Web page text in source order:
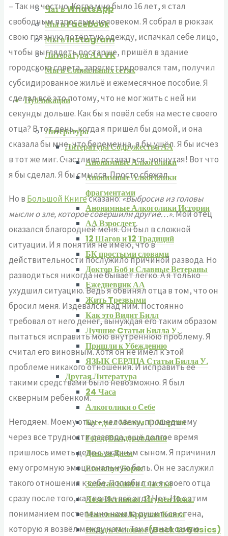
Чат в WhatsApp
Мы в Facebook
Мы в Instagram
Литература АА VK
Мы в Социальных сетях
Публикации
Литература
Литература Содружества АА
Анонимные Алкоголики
Анонимные Алкоголики
фрагментами
Анонимные Алкоголики Истории
АА Взрослеет
12 Шагов и 12 Традиций
БК простыми словами
Доктор Боб и Славные Ветераны
Ежедневник АА
Жить Tрезвыми
Как это Видит Билл
Лучшие Cтатьи Билла У.
Пришли к Убеждению
ЯЗЫК СЕРДЦА Статьи Билла У.
Другая Литература
24 Часа
Алкоголики о Себе
Беседы с Мелом. О.Мартин
Город Выздоровления
День за Днем
Его зовут Борис
Золотая Книга Счастья
Лоза Истинная. Игумен Иона.
Маленькая Красная Книга
Назад к Основам (Back to Basics)
– Так не честно. Когда мне было 16 лет, я стал
свободным взрослым человеком. Я собрал в рюкзак
свою грязную потёртую одежду, испачкал себе лицо,
чтобы выглядеть постарше, пришёл в здание
городского совета, зарегистрировался там, получил
субсидированное жильё и ежемесячное пособие. Я
сделал всё это потому, что не мог жить с ней ни
секунды дольше. Как бы я повёл себя на месте своего
отца? В тот день, когда я пришёл бы домой, и она
сказала бы мне, что беременна, я бы ушёл. Я бы исчез
в тот же миг. Счастливо оставаться, чокнутая! Вот что
я бы сделал. Я бы смылся. Просто сбежал.
Но в Большой Книгесказано:«Выбросив из головы
мысли о зле, которое совершили другие…».Мой отец
оказался благородней меня. Он был в сложной
ситуации. И я понятия не имею, что в
действительности послужило причиной развода. Но
разводиться никогда не бывает легко. А я только
ухудшил ситуацию. Ведь я обвинял отца в том, что он
бросил меня. Издевался над ним. Постоянно
требовал от него денег, вынуждая его таким образом
пытаться исправить мою внутреннюю проблему. Я
считал его виновным. Хотя он не имел к этой
проблеме никакого отношения. И исправить её
такими средствами было невозможно. Я был
скверным ребёнком.
Негодяем. Моему отцу – человеку, прошедшему
через все трудности развода, ещё долгое время
пришлось иметь дело с ужасным сыном. Я причинил
ему огромную эмоциональную боль. Он не заслужил
такого отношения к себе. Полюбил ли я своего отца
сразу после того, как понял всё это? Нет. Но с этим
пониманием постепенно начала рушиться стена,
которую я возвёл между нами. Так я узнал самую